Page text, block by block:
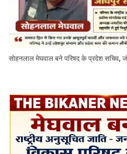
सोहनलाल मेघवाल बने परिषद के प्रदेश सचिव,